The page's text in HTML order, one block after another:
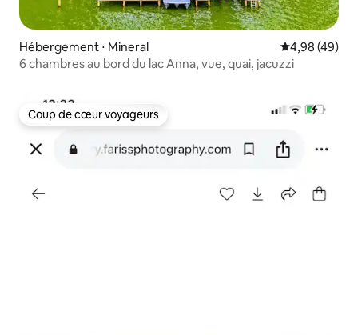
Hébergement ⋅ Mineral Évaluation
4,98 (49)
6 chambres au bord du lac Anna, vue, quai, jacuzzi
Coup de cœur voyageurs
Coup de cœur voyageurs